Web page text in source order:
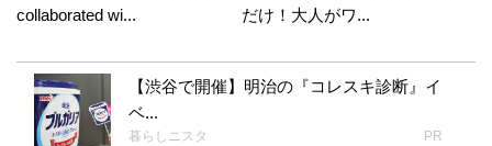
collaborated wi...
だけ！大人がワ...
【渋谷で開催】明治の『コレスキ診断』イ
ベ...
暮らしニスタ PR